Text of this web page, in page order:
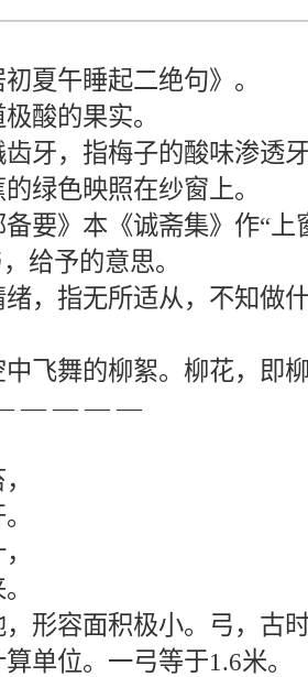
夏午睡起二绝句》。
酸的果实。
牙，指梅子的酸味渗透
绿色映照在纱窗上。
要》本《诚斋集》作“上
给予的意思。
，指无所适从，不知做
飞舞的柳絮。柳花，即
— — — —
形容面积极小。弓，古
单位。一弓等于1.6米。